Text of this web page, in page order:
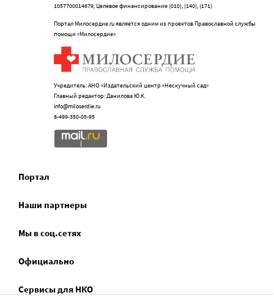
1057700014679, Целевое финансирование (010), (140), (171)
Портал Милосердие.ru является одним из проектов Православной службы
помощи «Милосердие»
Учредитель: АНО «Издательский центр «Нескучный сад»
Главный редактор: Данилова Ю.К.
info@miloserdie.ru
8-499-350-05-95
Портал
Наши партнеры
Мы в соц.сетях
Официально
Сервисы для НКО